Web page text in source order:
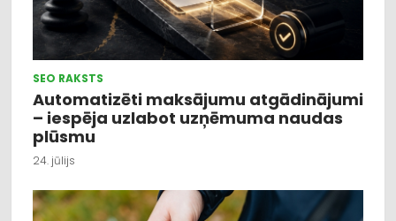
SEO RAKSTS
Automatizēti maksājumu atgādinājumi
– iespēja uzlabot uzņēmuma naudas
plūsmu
24. jūlijs